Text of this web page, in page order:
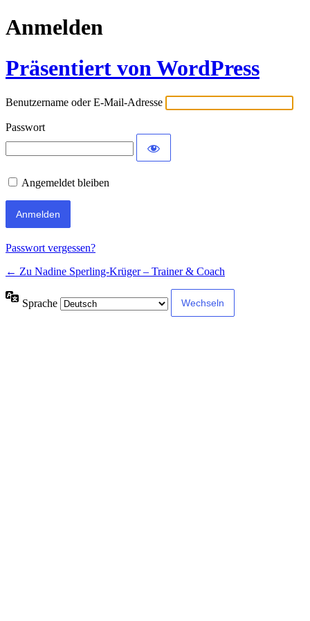
Anmelden
Präsentiert von WordPress
Benutzername oder E-Mail-Adresse
Passwort
Angemeldet bleiben
Passwort vergessen?
← Zu Nadine Sperling-Krüger – Trainer & Coach
Sprache